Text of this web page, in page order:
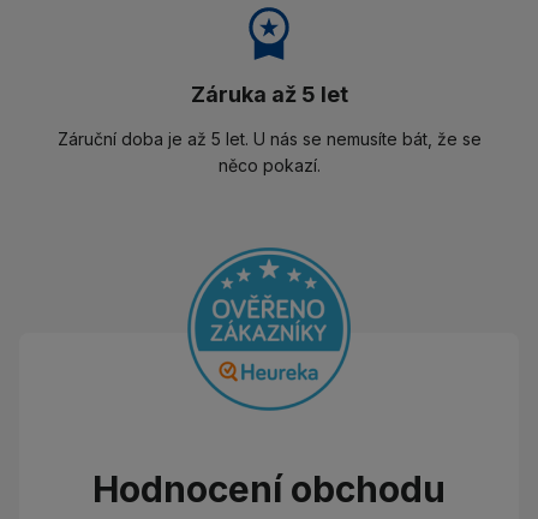
Záruka až 5 let
Záruční doba je až 5 let. U nás se nemusíte bát, že se
něco pokazí.
Hodnocení obchodu